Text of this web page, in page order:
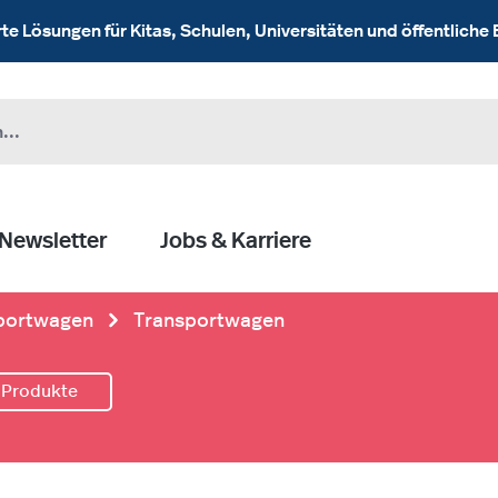
Lösungen für Kitas, Schulen, Universitäten und öffentliche
Newsletter Jobs & Karriere
Transportwagen